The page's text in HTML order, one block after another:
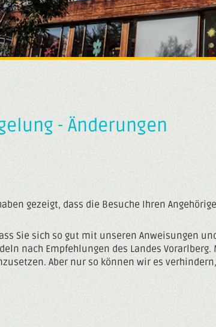
- Änderungen
gezeigt, dass die Besuche Ihren
Sie sich so gut mit unseren Anweisungen
nach Empfehlungen des Landes
Aber nur so können wir es